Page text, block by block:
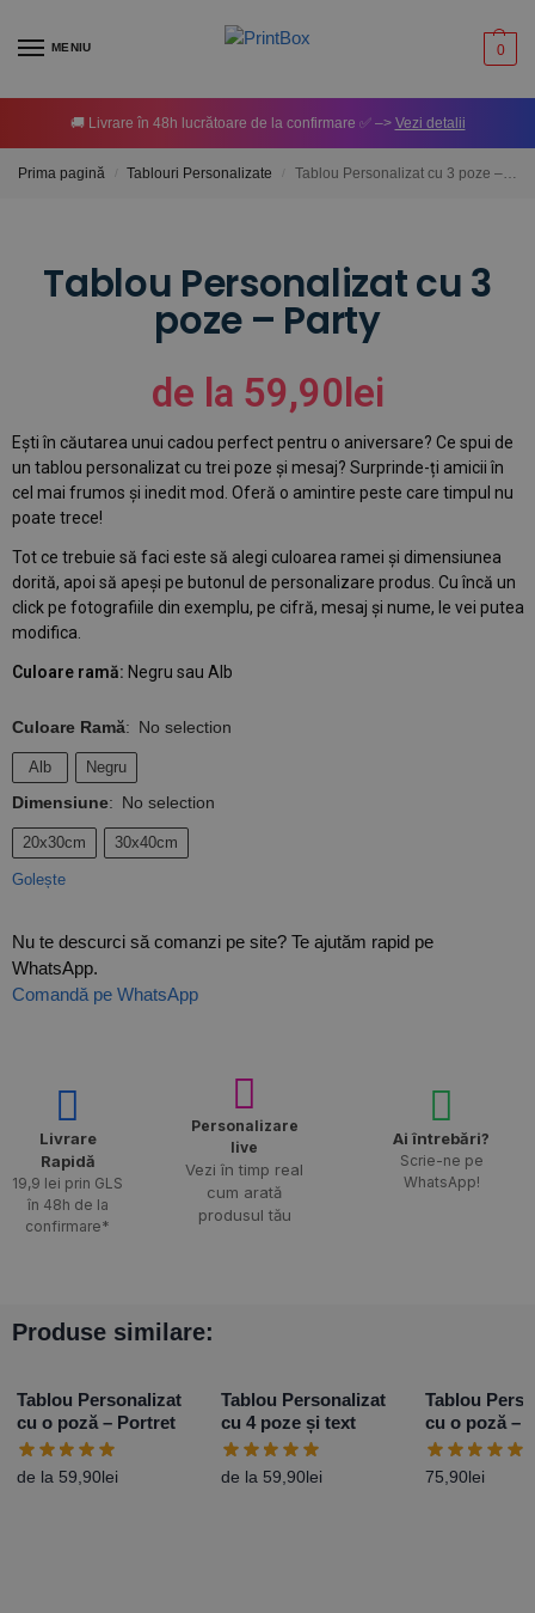
MENIU 0
🚚 Livrare în 48h lucrătoare de la confirmare ✅ –> Vezi detalii
Prima pagină Tablouri Personalizate Tablou Personalizat cu 3 poze – Party
Tablou Personalizat cu 3
poze – Party
de la 59,90lei
Ești în căutarea unui cadou perfect pentru o aniversare? Ce spui de
un tablou personalizat cu trei poze și mesaj? Surprinde-ți amicii în
cel mai frumos și inedit mod. Oferă o amintire peste care timpul nu
poate trece!
Tot ce trebuie să faci este să alegi culoarea ramei și dimensiunea
dorită, apoi să apeși pe butonul de personalizare produs. Cu încă un
click pe fotografiile din exemplu, pe cifră, mesaj și nume, le vei putea
modifica.
Culoare ramă: Negru sau Alb
Culoare Ramă: No selection
Alb Negru
Dimensiune: No selection
20x30cm 30x40cm
Golește
Nu te descurci să comanzi pe site? Te ajutăm rapid pe
WhatsApp.
Comandă pe WhatsApp
Livrare
Rapidă​
19,9 lei prin GLS
în 48h de la
confirmare*
Personalizare
live
Vezi în timp real
cum arată
produsul tău
Ai întrebări?
Scrie-ne pe
WhatsApp!
Produse similare:
Tablou Personalizat
cu o poză – Portret
de la 59,90lei
Tablou Personalizat
cu 4 poze și text
de la 59,90lei
Tablou
cu o poză –
minunat
75,90lei